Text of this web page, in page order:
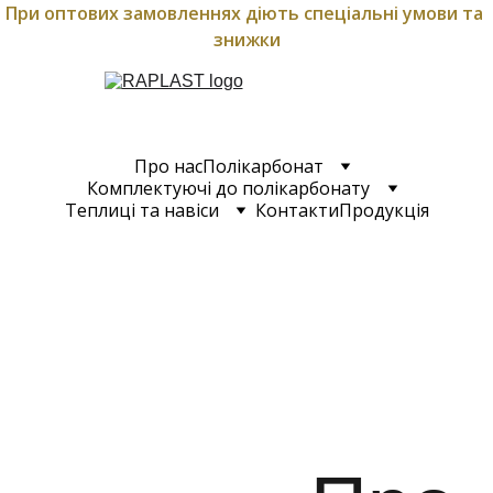
При оптових замовленнях діють спеціальні умови та
знижки
Про насПолікарбонат
Комплектуючі до полікарбонату
Теплиці та навіси
КонтактиПродукція